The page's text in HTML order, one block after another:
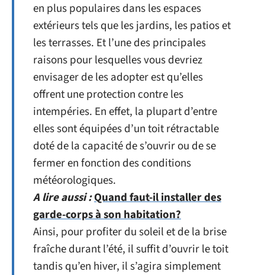
en plus populaires dans les espaces
extérieurs tels que les jardins, les patios et
les terrasses. Et l’une des principales
raisons pour lesquelles vous devriez
envisager de les adopter est qu’elles
offrent une protection contre les
intempéries. En effet, la plupart d’entre
elles sont équipées d’un toit rétractable
doté de la capacité de s’ouvrir ou de se
fermer en fonction des conditions
météorologiques.
A lire aussi :Quand faut-il installer des
garde-corps à son habitation?
Ainsi, pour profiter du soleil et de la brise
fraîche durant l’été, il suffit d’ouvrir le toit
tandis qu’en hiver, il s’agira simplement